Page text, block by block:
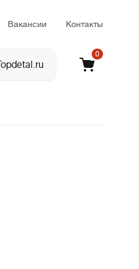
Вакансии Контакты
0